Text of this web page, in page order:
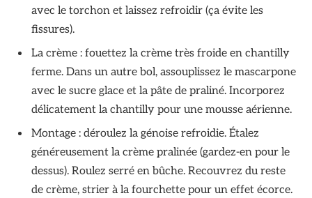
avec le torchon et laissez refroidir (ça évite les
fissures).
La crème : fouettez la crème très froide en chantilly
ferme. Dans un autre bol, assouplissez le mascarpone
avec le sucre glace et la pâte de praliné. Incorporez
délicatement la chantilly pour une mousse aérienne.
Montage : déroulez la génoise refroidie. Étalez
généreusement la crème pralinée (gardez-en pour le
dessus). Roulez serré en bûche. Recouvrez du reste
de crème, strier à la fourchette pour un effet écorce.